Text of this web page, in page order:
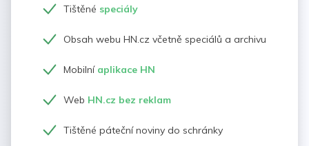
Tištěné speciály
Obsah webu HN.cz včetně speciálů a archivu
Mobilní aplikace HN
Web HN.cz bez reklam
Tištěné páteční noviny do schránky